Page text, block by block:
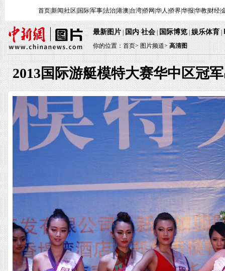
首页|新闻 社区 国际|军事|法治|港澳 台湾|侨网 华人 侨界|华报 华教| 财经|
最新图片|国内·社会|国际博览|娱乐体育|
你的位置：首页>图片频道> 高清图
2013国际游艇模特大赛华中区冠